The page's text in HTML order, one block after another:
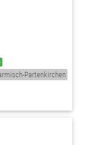
Partenkirchen